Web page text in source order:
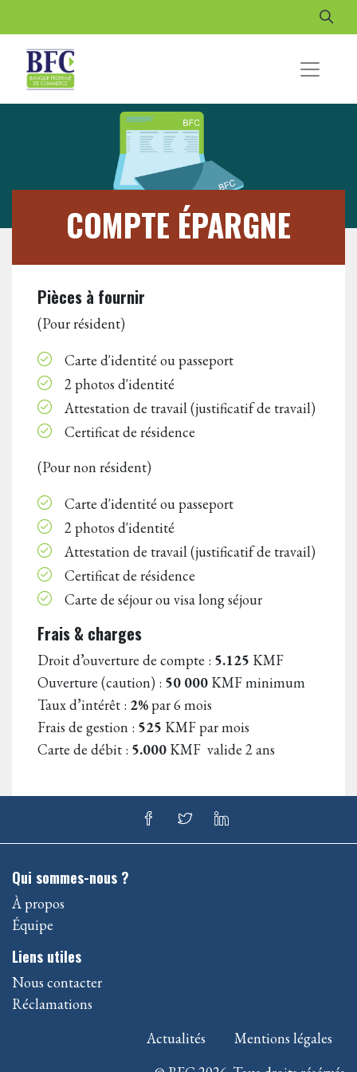
COMPTE ÉPARGNE
Pièces à fournir
(Pour résident)
Carte d'identité ou passeport
2 photos d'identité
Attestation de travail (justificatif de travail)
Certificat de résidence
(Pour non résident)
Carte d'identité ou passeport
2 photos d'identité
Attestation de travail (justificatif de travail)
Certificat de résidence
Carte de séjour ou visa long séjour
Frais & charges
Droit d’ouverture de compte : 5.125 KMF
Ouverture (caution) : 50 000 KMF minimum
Taux d’intérêt : 2%par 6 mois
Frais de gestion : 525 KMF par mois
Carte de débit : 5.000 KMF valide 2 ans
Qui sommes-nous ?
À propos
Équipe
Liens utiles
Nous contacter
Réclamations
Actualités
Mentions légales